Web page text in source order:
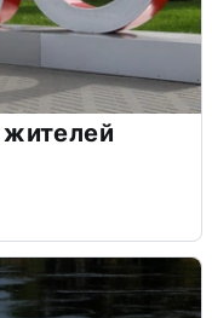
жителей